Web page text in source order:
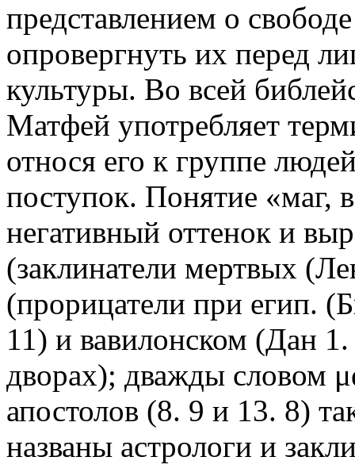
представлением о
опровергнуть их перед
культуры. Во всей
Матфей употребляет
относя его к группе
поступок. Понятие «маг,
негативный оттенок и
(заклинатели мертвых
(прорицатели при егип.
11) и вавилонском (Дан
дворах); дважды словом
апостолов (8. 9 и 13. 8)
названы астрологи и